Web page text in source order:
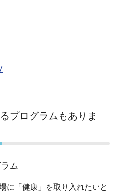
プログラムもありま
ム
に「健康」を取り入れたいと